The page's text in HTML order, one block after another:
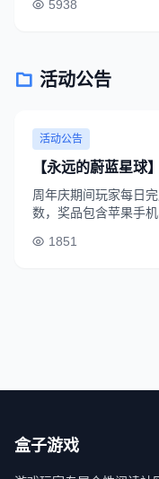
5938
活动公告
活动公告
【永远的蔚蓝星球
周年庆期间玩家每日
数，奖品包含苹果手
1851
盒子游戏